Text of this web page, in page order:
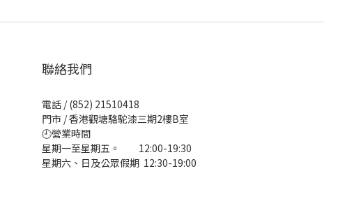
聯絡我們
電話 / (852) 21510418
門市 / 香港觀塘駱駝漆三期2樓B室
🕘營業時間
星期一至星期五。 12:00-19:30
星期六、日及公眾假期 12:30-19:00